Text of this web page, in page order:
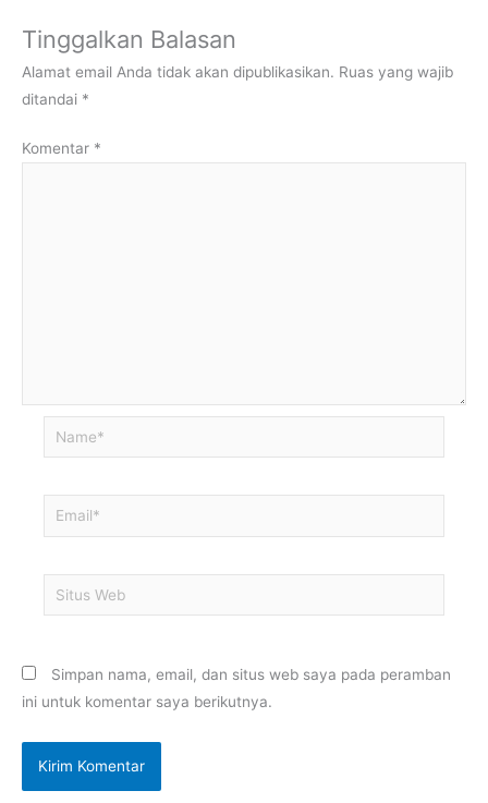
Tinggalkan Balasan
Alamat email Anda tidak akan dipublikasikan. Ruas yang wajib
ditandai *
Komentar *
Name*
Email*
Situs
Web
Simpan nama, email, dan situs web saya pada peramban
ini untuk komentar saya berikutnya.